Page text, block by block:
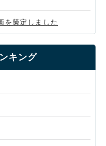
を策定しました
キング